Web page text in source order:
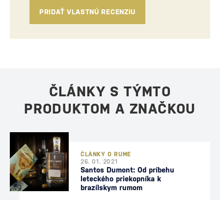
PRIDAŤ VLASTNÚ RECENZIU
ČLÁNKY S TÝMTO
PRODUKTOM A ZNAČKOU
ČLÁNKY O RUME
26. 01. 2021
Santos Dumont: Od príbehu
leteckého priekopníka k
brazílskym rumom